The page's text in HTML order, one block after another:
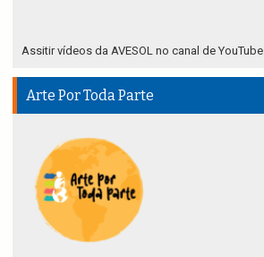
Assitir vídeos da AVESOL no canal de YouTube
Arte Por Toda Parte